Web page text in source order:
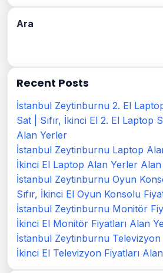
Ara
Recent Posts
İstanbul Zeytinburnu 2. El
Sat | Sıfır, İkinci El 2. El Laptop
Alan Yerler
İstanbul Zeytinburnu Laptop
İkinci El Laptop Alan Yerler
İstanbul Zeytinburnu Oyun
Sıfır, İkinci El Oyun Konsolu
İstanbul Zeytinburnu Monitör
İkinci El Monitör Fiyatları Alan
İstanbul Zeytinburnu Televizyon
İkinci El Televizyon Fiyatları